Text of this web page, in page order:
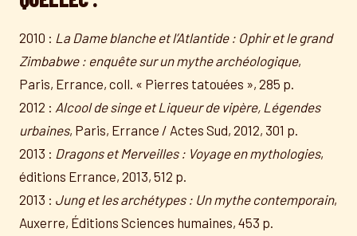
2010 : La Dame blanche et l’Atlantide : Ophir et le grand
Zimbabwe : enquête sur un mythe archéologique,
Paris, Errance, coll. « Pierres tatouées », 285 p.
2012 : Alcool de singe et Liqueur de vipère, Légendes
urbaines, Paris, Errance / Actes Sud, 2012, 301 p.
2013 : Dragons et Merveilles : Voyage en mythologies,
éditions Errance, 2013, 512 p.
2013 : Jung et les archétypes : Un mythe contemporain,
Auxerre, Éditions Sciences humaines, 453 p.